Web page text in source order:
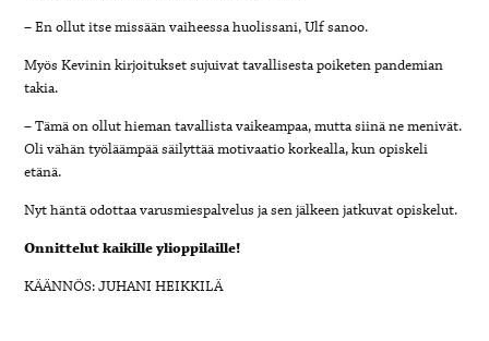
– En ollut itse missään vaiheessa huolissani, Ulf sanoo.
Myös Kevinin kirjoitukset sujuivat tavallisesta poiketen pandemian
takia.
– Tämä on ollut hieman tavallista vaikeampaa, mutta siinä ne menivät.
Oli vähän työläämpää säilyttää motivaatio korkealla, kun opiskeli
etänä.
Nyt häntä odottaa varusmiespalvelus ja sen jälkeen jatkuvat opiskelut.
Onnittelut kaikille ylioppilaille!
KÄÄNNÖS: JUHANI HEIKKILÄ